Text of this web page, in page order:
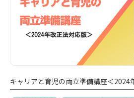
キャリアと育児の両立準備講座＜2024